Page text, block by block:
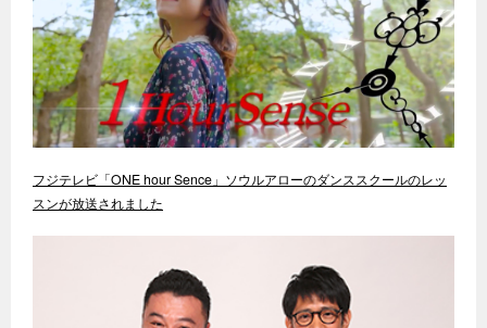
フジテレビ「ONE hour Sence」ソウルアローのダンススクールのレッ
スンが放送されました